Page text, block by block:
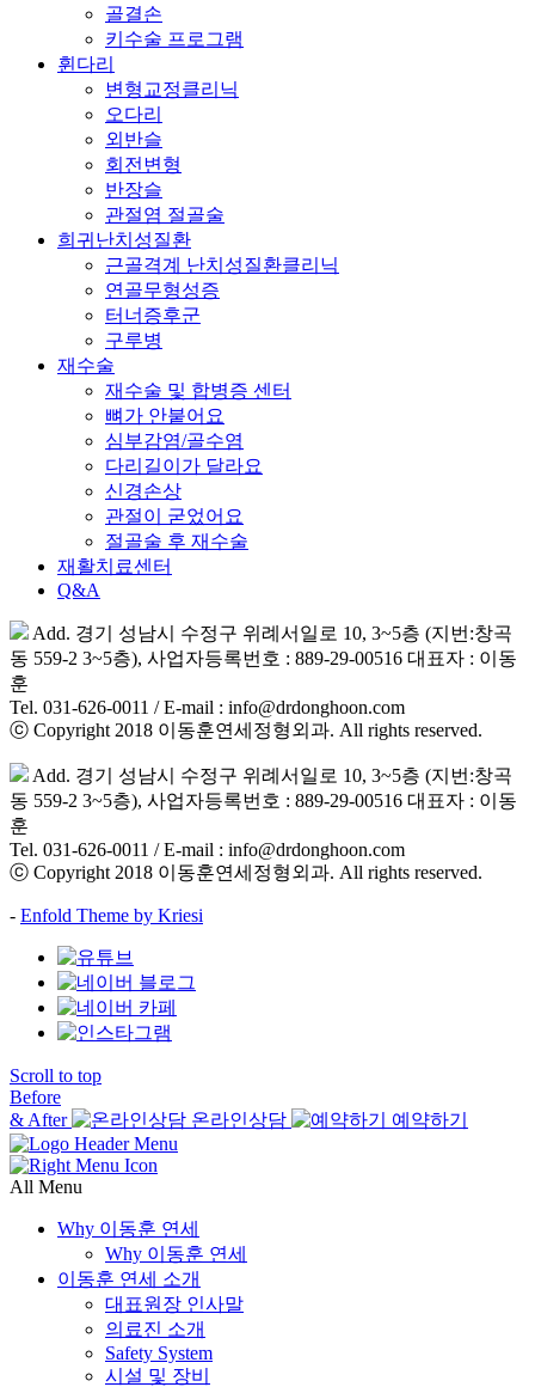
골결손
키수술 프로그램
휜다리
변형교정클리닉
오다리
외반슬
회전변형
반장슬
관절염 절골술
희귀난치성질환
근골격계 난치성질환클리닉
연골무형성증
터너증후군
구루병
재수술
재수술 및 합병증 센터
뼈가 안붙어요
심부감염/골수염
다리길이가 달라요
신경손상
관절이 굳었어요
절골술 후 재수술
재활치료센터
Q&A
Add. 경기 성남시 수정구 위례서일로 10, 3~5층 (지번:창곡
동 559-2 3~5층), 사업자등록번호 : 889-29-00516 대표자 : 이동
훈
Tel. 031-626-0011 / E-mail : info@drdonghoon.com
ⓒ Copyright 2018 이동훈연세정형외과. All rights reserved.
Add. 경기 성남시 수정구 위례서일로 10, 3~5층 (지번:창곡
동 559-2 3~5층), 사업자등록번호 : 889-29-00516 대표자 : 이동
훈
Tel. 031-626-0011 / E-mail : info@drdonghoon.com
ⓒ Copyright 2018 이동훈연세정형외과. All rights reserved.
- Enfold Theme by Kriesi
Scroll to top
Before
& After
온라인상담 예약하기
All Menu
Why 이동훈 연세
Why 이동훈 연세
이동훈 연세 소개
대표원장 인사말
의료진 소개
Safety System
시설 및 장비